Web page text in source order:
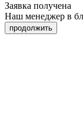
Заявка получена
Наш менеджер в
продолжить